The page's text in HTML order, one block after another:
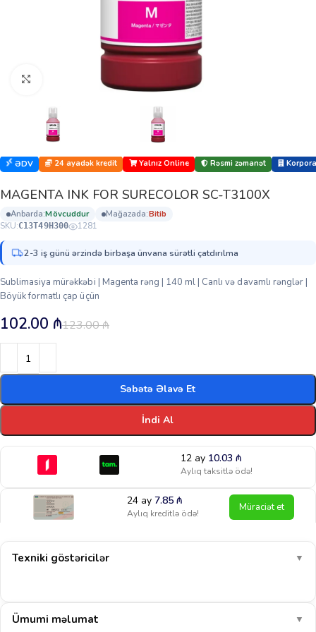
Böyütmək üçün klikləyin
ƏDV 24 ayadək kredit Yalnız Online Rəsmi zəmanət
MAGENTA INK FOR SURECOLOR SC-T3100X
anbarda: mövcuddur mağazada:
bi̇ti̇b
SKU:C13T49H300 1281
2-3 iş günü ərzində birbaşa ünvana sürətli çatdırılma
Sublimasiya mürəkkəbi | Magenta rəng | 140 ml | Canlı və davamlı rənglər |
Böyük formatlı çap üçün
123.00₼
102.00 ₼
Səbətə Əlavə Et
İndi Al
12 ay 10.03 ₼
Aylıq taksitlə ödə!
24 ay7.85₼
Aylıq kreditlə ödə! Müraciət et
Texniki göstəricilər ▼
Ümumi məlumat ▼